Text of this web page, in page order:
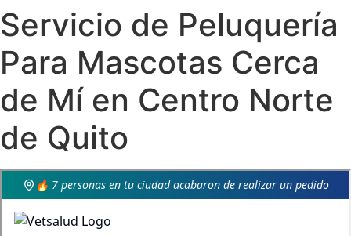
Servicio de Peluquería
Para Mascotas Cerca
de Mí en Centro Norte
de Quito